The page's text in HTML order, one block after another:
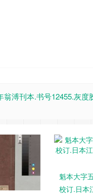
翁溥刊本.书号12455.灰度
魁本大字
校订.日本